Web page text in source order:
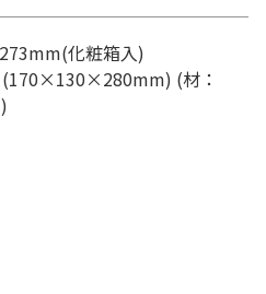
化粧箱入)
(材：
)